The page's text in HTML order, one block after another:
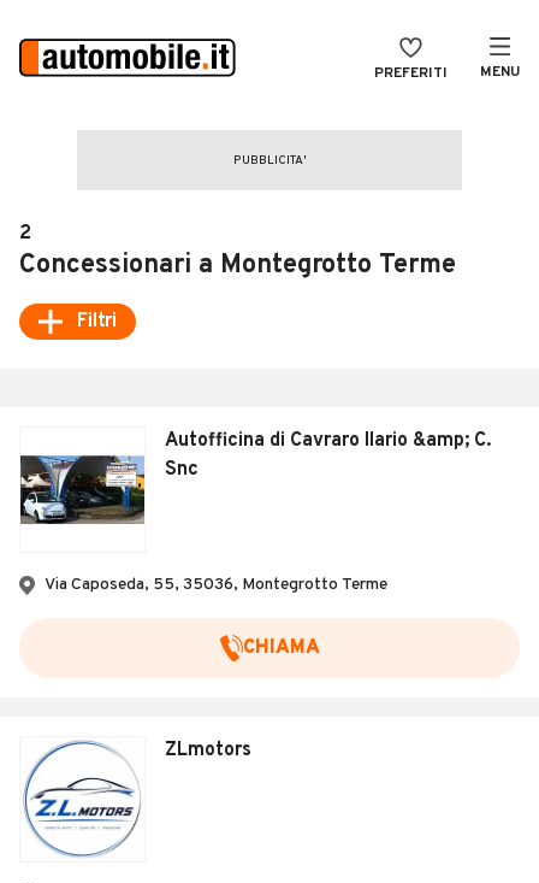
PREFERITI MENU
Auto Km 0
Auto Nuove
Moto
Camper
Concessionari
ACCEDI
2
Concessionari a Montegrotto Terme
Filtri
Autofficina di Cavraro Ilario &amp; C.
Snc
Via Caposeda, 55, 35036, Montegrotto Terme
CHIAMA
ZLmotors